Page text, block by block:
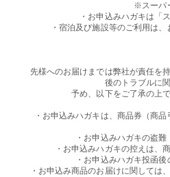
※スーパ
・お申込みハガキは「
・宿泊及び施設等のご利用は
先様へのお届けまでは弊社が責任を
後のトラブルに
予め、以下をご了承の上
・お申込みハガキは、商品券（商
・お申込みハガキの盗
・お申込みハガキの控えは、
・お申込みハガキ投函
・お申込み商品のお届けに関しては